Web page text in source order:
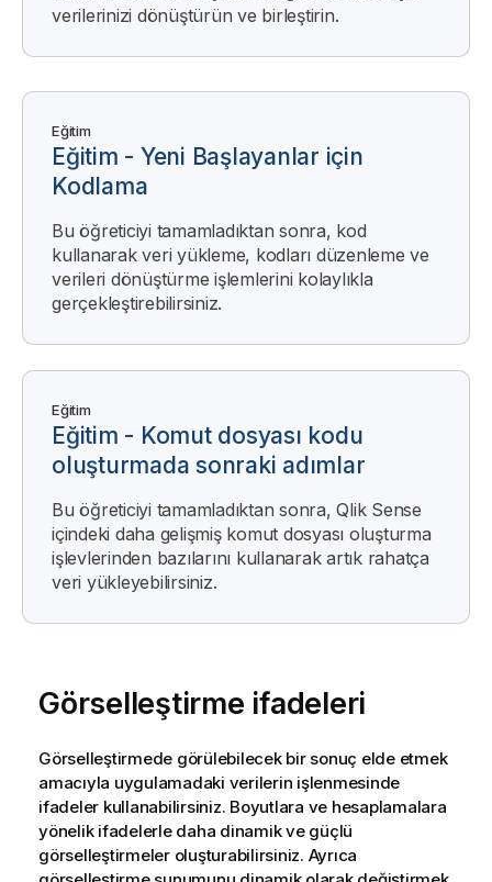
verilerinizi dönüştürün ve birleştirin.
Eğitim
Eğitim - Yeni Başlayanlar için
Kodlama
Bu öğreticiyi tamamladıktan sonra, kod
kullanarak veri yükleme, kodları düzenleme ve
verileri dönüştürme işlemlerini kolaylıkla
gerçekleştirebilirsiniz.
Eğitim
Eğitim - Komut dosyası kodu
oluşturmada sonraki adımlar
Bu öğreticiyi tamamladıktan sonra, Qlik Sense
içindeki daha gelişmiş komut dosyası oluşturma
işlevlerinden bazılarını kullanarak artık rahatça
veri yükleyebilirsiniz.
Görselleştirme ifadeleri
Görselleştirmede görülebilecek bir sonuç elde etmek
amacıyla uygulamadaki verilerin işlenmesinde
ifadeler kullanabilirsiniz. Boyutlara ve hesaplamalara
yönelik ifadelerle daha dinamik ve güçlü
görselleştirmeler oluşturabilirsiniz. Ayrıca